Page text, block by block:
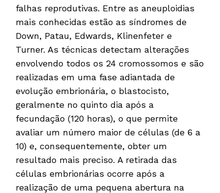
falhas reprodutivas. Entre as aneuploidias
mais conhecidas estão as síndromes de
Down, Patau, Edwards, Klinenfeter e
Turner. As técnicas detectam alterações
envolvendo todos os 24 cromossomos e são
realizadas em uma fase adiantada de
evolução embrionária, o blastocisto,
geralmente no quinto dia após a
fecundação (120 horas), o que permite
avaliar um número maior de células (de 6 a
10) e, consequentemente, obter um
resultado mais preciso. A retirada das
células embrionárias ocorre após a
realização de uma pequena abertura na